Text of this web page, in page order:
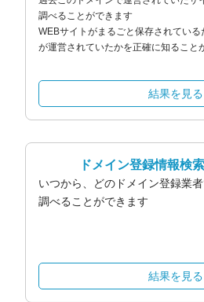
調べることができます
WEBサイトがまるごと保存されている
が運営されていたかを正確に知ること
結果を見る
ドメイン登録情報検索
いつから、どのドメイン登録業
調べることができます
結果を見る